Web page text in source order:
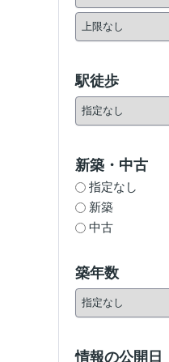
駅徒歩
新築・中古
指定なし
新築
中古
築年数
情報の公開日